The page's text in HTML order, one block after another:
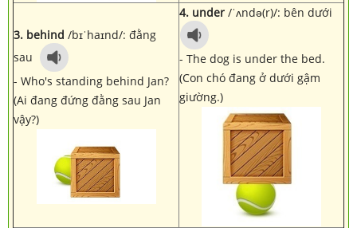
3. behind /bɪˈhaɪnd/: đằng
sau
- Who's standing behind Jan?
(Ai đang đứng đằng sau Jan
vậy?)
4. under /ˈʌndə(r)/: bên dưới
- The dog is under the bed.
(Con chó đang ở dưới gậm
giường.)